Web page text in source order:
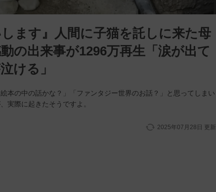
します』人間に子猫を託しに来た母
の出来事が1296万再生「涙が出て
ける」
本の中の話かな？」「ファンタジー世界のお話？」と思ってしまい
実際に起きたそうですよ。
2025年07月28日 更新